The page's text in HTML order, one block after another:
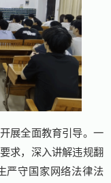
展全面教育引导。一
求，深入讲解违规翻
严守国家网络法律法